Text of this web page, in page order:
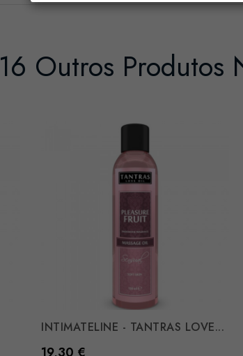
16 Outros Produtos
INTIMATELINE - TANTRAS LOVE...
Preço